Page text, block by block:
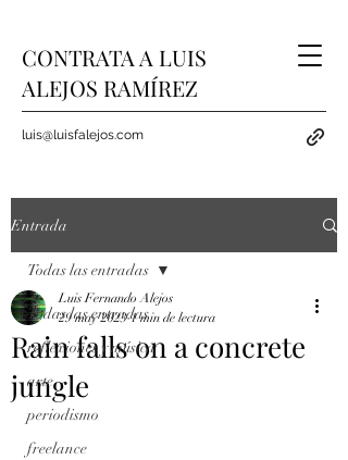
CONTRATA A LUIS
ALEJOS RAMÍREZ
luis@luisfalejos.com
Entrada
Todas las entradas
reflexiones y música
arte
periodismo
freelance
Todas las entradas
Rain falls on a concrete
jungle
Luis Fernando Alejos
29 may 2023 1 min de lectura